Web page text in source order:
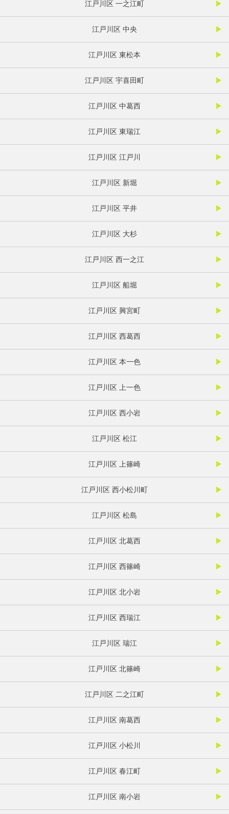
江戸川区 一之江町
江戸川区 中央
江戸川区 東松本
江戸川区 宇喜田町
江戸川区 中葛西
江戸川区 東瑞江
江戸川区 江戸川
江戸川区 新堀
江戸川区 平井
江戸川区 大杉
江戸川区 西一之江
江戸川区 船堀
江戸川区 興宮町
江戸川区 西葛西
江戸川区 本一色
江戸川区 上一色
江戸川区 西小岩
江戸川区 松江
江戸川区 上篠崎
江戸川区 西小松川町
江戸川区 松島
江戸川区 北葛西
江戸川区 西篠崎
江戸川区 北小岩
江戸川区 西瑞江
江戸川区 瑞江
江戸川区 北篠崎
江戸川区 二之江町
江戸川区 南葛西
江戸川区 小松川
江戸川区 春江町
江戸川区 南小岩